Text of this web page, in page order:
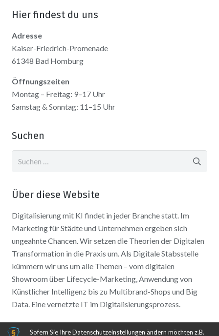
Hier findest du uns
Adresse
Kaiser-Friedrich-Promenade
61348 Bad Homburg
Öffnungszeiten
Montag – Freitag: 9–17 Uhr
Samstag & Sonntag: 11–15 Uhr
Suchen
Über diese Website
Digitalisierung mit KI findet in jeder Branche statt. Im
Marketing für Städte und Unternehmen ergeben sich
ungeahnte Chancen. Wir setzen die Theorien der Digitalen
Transformation in die Praxis um. Als Digitale Stabsstelle
kümmern wir uns um alle Themen – vom digitalen
Showroom über Lifecycle-Marketing, Anwendung von
Künstlicher Intelligenz bis zu Multibrand-Shops und Big
Data. Eine vernetzte IT im Digitalisierungsprozess.
Sofern Sie Ihre Datenschutzeinstellungen ändern möchten z.B.